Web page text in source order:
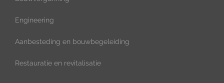
Engineering
Aanbesteding en bouwbegeleiding
Restauratie en revitalisatie